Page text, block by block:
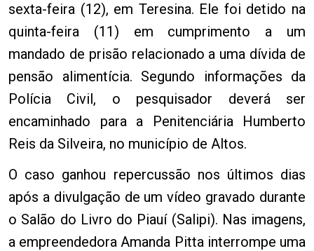
sexta-feira (12), em Teresina. Ele foi detido na
quinta-feira (11) em cumprimento a um
mandado de prisão relacionado a uma dívida de
pensão alimentícia. Segundo informações da
Polícia Civil, o pesquisador deverá ser
encaminhado para a Penitenciária Humberto
Reis da Silveira, no município de Altos.
O caso ganhou repercussão nos últimos dias
após a divulgação de um vídeo gravado durante
o Salão do Livro do Piauí (Salipi). Nas imagens,
a empreendedora Amanda Pitta interrompe uma